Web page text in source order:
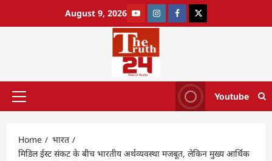
August 9, 2026
Youtube
Home
भारत
मिडिल ईस्ट संकट के बीच भारतीय अर्थव्यवस्था मजबूत, लेकिन मुख्य आर्थिक